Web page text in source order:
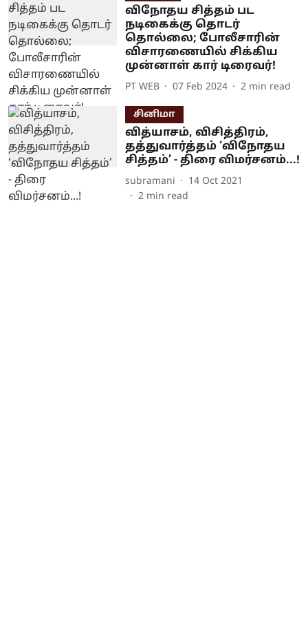
விநோதய சித்தம் பட
நடிகைக்கு தொடர்
தொல்லை; போலீசாரின்
விசாரணையில் சிக்கிய
முன்னாள் கார் டிரைவர்!
PT WEB 07 Feb 2024 2 min read
சினிமா
வித்யாசம், விசித்திரம்,
தத்துவார்த்தம் ‘விநோதய
சித்தம்’ - திரை விமர்சனம்...!
subramani
14 Oct 2021
2 min read